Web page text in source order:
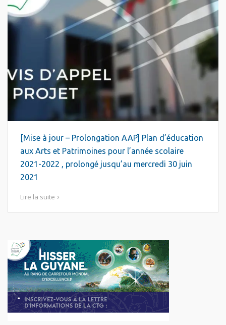
[Mise à jour – Prolongation AAP] Plan d’éducation
aux Arts et Patrimoines pour l’année scolaire
2021-2022 , prolongé jusqu’au mercredi 30 juin
2021
Lire la suite